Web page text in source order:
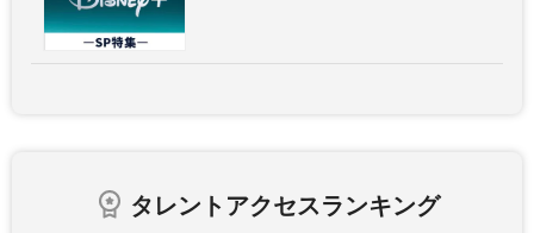
タレントアクセスランキング